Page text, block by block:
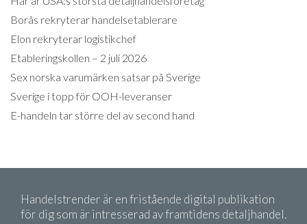
Borås rekryterar handelsetablerare
Elon rekryterar logistikchef
Etableringskollen – 2 juli 2026
Sex norska varumärken satsar på Sverige
Sverige i topp för OOH-leveranser
E-handeln tar större del av second hand
Handelstrender är en fristående digital publikation
för dig som är intresserad av framtidens detaljhandel.